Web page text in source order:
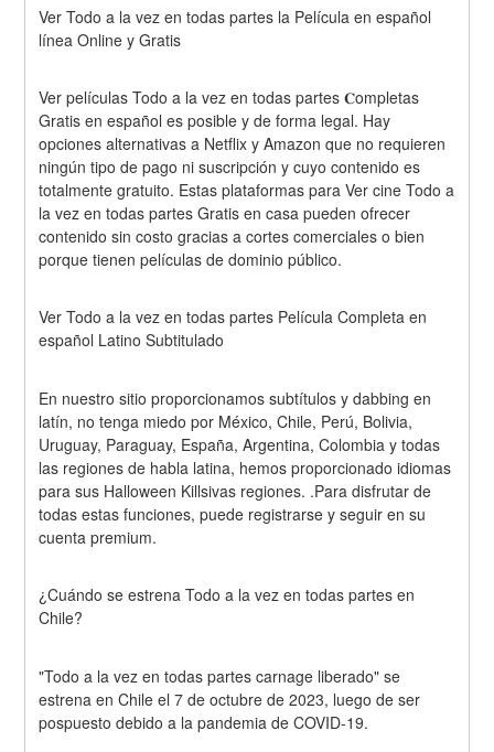
Ver Todo a la vez en todas partes la Película en español
línea Online y Gratis
Ver películas Todo a la vez en todas partes 𝐂ompletas
Gratis en español es posible y de forma legal. Hay
opciones alternativas a Netflix y Amazon que no requieren
ningún tipo de pago ni suscripción y cuyo contenido es
totalmente gratuito. Estas plataformas para Ver cine Todo a
la vez en todas partes Gratis en casa pueden ofrecer
contenido sin costo gracias a cortes comerciales o bien
porque tienen películas de dominio público.
Ver Todo a la vez en todas partes Película Completa en
español Latino Subtitulado
En nuestro sitio proporcionamos subtítulos y dabbing en
latín, no tenga miedo por México, Chile, Perú, Bolivia,
Uruguay, Paraguay, España, Argentina, Colombia y todas
las regiones de habla latina, hemos proporcionado idiomas
para sus Halloween Killsivas regiones. .Para disfrutar de
todas estas funciones, puede registrarse y seguir en su
cuenta premium.
¿Cuándo se estrena Todo a la vez en todas partes en
Chile?
"Todo a la vez en todas partes carnage liberado" se
estrena en Chile el 7 de octubre de 2023, luego de ser
pospuesto debido a la pandemia de COVID-19.